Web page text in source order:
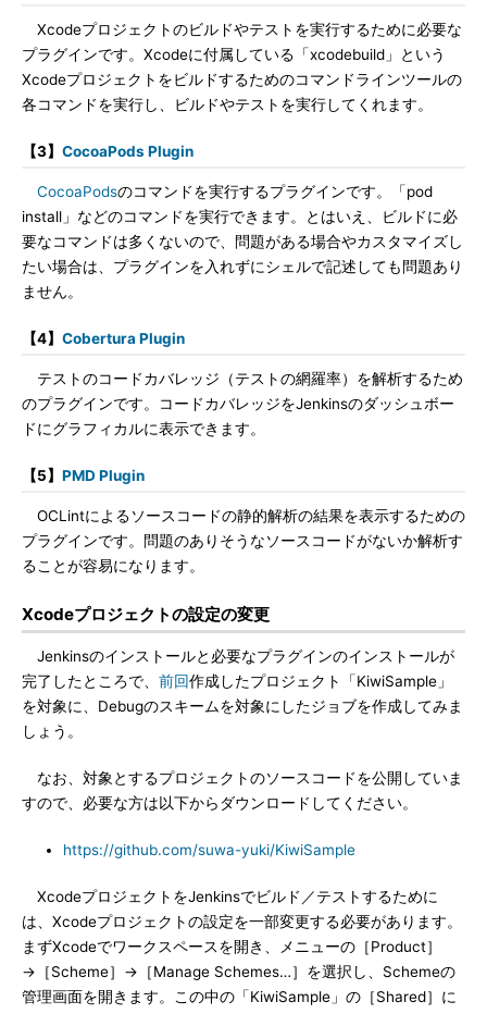
Xcodeプロジェクトのビルドやテストを実行するために必要な
プラグインです。Xcodeに付属している「xcodebuild」という
Xcodeプロジェクトをビルドするためのコマンドラインツールの
各コマンドを実行し、ビルドやテストを実行してくれます。
【3】 CocoaPods Plugin
CocoaPodsのコマンドを実行するプラグインです。「pod
install」などのコマンドを実行できます。とはいえ、ビルドに必
要なコマンドは多くないので、問題がある場合やカスタマイズし
たい場合は、プラグインを入れずにシェルで記述しても問題あり
ません。
【4】 Cobertura Plugin
テストのコードカバレッジ（テストの網羅率）を解析するため
のプラグインです。コードカバレッジをJenkinsのダッシュボー
ドにグラフィカルに表示できます。
【5】 PMD Plugin
OCLintによるソースコードの静的解析の結果を表示するための
プラグインです。問題のありそうなソースコードがないか解析す
ることが容易になります。
Xcodeプロジェクトの設定の変更
Jenkinsのインストールと必要なプラグインのインストールが
完了したところで、 前回作成したプロジェクト「KiwiSample」
を対象に、Debugのスキームを対象にしたジョブを作成してみま
しょう。
なお、対象とするプロジェクトのソースコードを公開していま
すので、必要な方は以下からダウンロードしてください。
https://github.com/suwa-yuki/KiwiSample
XcodeプロジェクトをJenkinsでビルド／テストするために
は、Xcodeプロジェクトの設定を一部変更する必要があります。
まずXcodeでワークスペースを開き、メニューの［Product］
→［Scheme］→［Manage Schemes…］を選択し、Schemeの
管理画面を開きます。この中の「KiwiSample」の［Shared］に